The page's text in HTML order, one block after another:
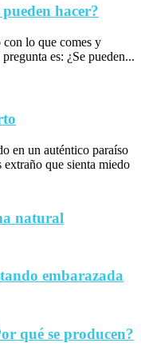
hacer?
con lo que comes y
es: ¿Se pueden...
en un auténtico paraíso
que sienta miedo
natural
embarazada
qué se producen?